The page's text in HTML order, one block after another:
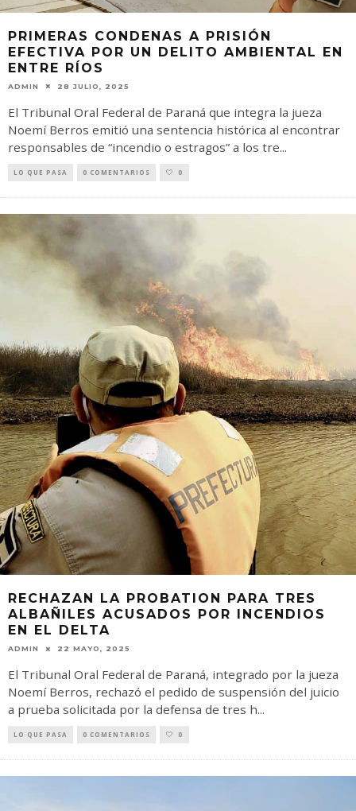
PRIMERAS CONDENAS A PRISIÓN
EFECTIVA POR UN DELITO AMBIENTAL EN
ENTRE RÍOS
ADMIN 28 JULIO, 2025
El Tribunal Oral Federal de Paraná que integra la jueza
Noemí Berros emitió una sentencia histórica al encontrar
responsables de “incendio o estragos” a los tre...
LO QUE PASA 0 COMENTARIOS 0
RECHAZAN LA PROBATION PARA TRES
ALBAÑILES ACUSADOS POR INCENDIOS
EN EL DELTA
ADMIN 22 MAYO, 2025
El Tribunal Oral Federal de Paraná, integrado por la jueza
Noemí Berros, rechazó el pedido de suspensión del juicio
a prueba solicitada por la defensa de tres h...
LO QUE PASA 0 COMENTARIOS 0